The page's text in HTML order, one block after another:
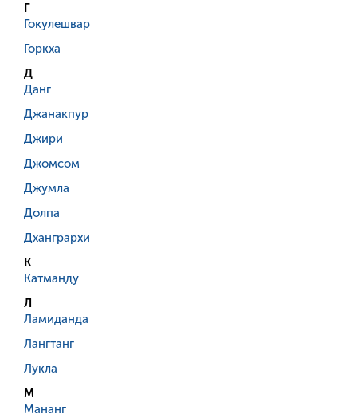
Г
Гокулешвар
Горкха
Д
Данг
Джанакпур
Джири
Джомсом
Джумла
Долпа
Дхангрархи
К
Катманду
Л
Ламиданда
Лангтанг
Лукла
М
Мананг